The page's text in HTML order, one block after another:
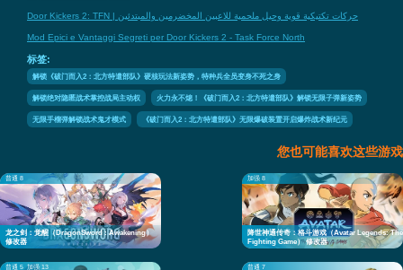
Door Kickers 2: TFN | حركات تكتيكية قوية وحيل ملحمية للاعبين المخضرمين والمبتدئين
Mod Epici e Vantaggi Segreti per Door Kickers 2 - Task Force North
标签:
解锁《破门而入2：北方特遣部队》硬核玩法新姿势，特种兵全员变身不死之身
解锁绝对隐匿战术掌控战局主动权 火力永不熄！《破门而入2：北方特遣部队》解锁无限子弹新姿势
无限手榴弹解锁战术鬼才模式 《破门而入2：北方特遣部队》无限爆破装置开启爆炸战术新纪元
您也可能喜欢这些游戏
普通 8
龙之剑：觉醒（DragonSword : Awakening）
修改器
加强 8
降世神通传奇：格斗游戏（Avatar Legends: The
Fighting Game） 修改器
普通 5 加强 13 普通 7